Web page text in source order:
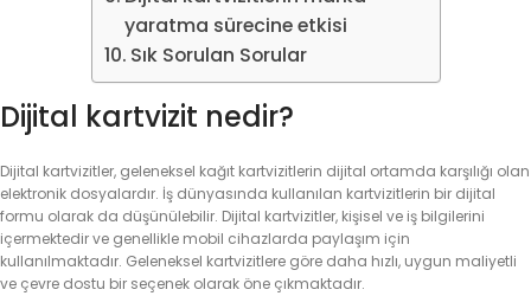
yaratma sürecine etkisi
Sık Sorulan Sorular
Dijital kartvizit nedir?
Dijital kartvizitler, geleneksel kağıt kartvizitlerin dijital ortamda karşılığı olan
elektronik dosyalardır. İş dünyasında kullanılan kartvizitlerin bir dijital
formu olarak da düşünülebilir. Dijital kartvizitler, kişisel ve iş bilgilerini
içermektedir ve genellikle mobil cihazlarda paylaşım için
kullanılmaktadır. Geleneksel kartvizitlere göre daha hızlı, uygun maliyetli
ve çevre dostu bir seçenek olarak öne çıkmaktadır.